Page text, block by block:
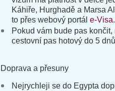
Káhiře, Hurghadě a Marsa
to přes webový portál e-Visa.
Pokud vám bude pas
cestovní pas hotový do 5
Doprava a přesuny
Nejrychleji se do Egypta